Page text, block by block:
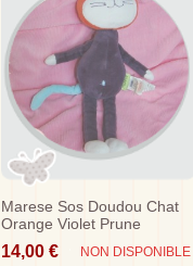
Marese Sos Doudou Chat
Orange Violet Prune
14,00 € NON DISPONIBLE